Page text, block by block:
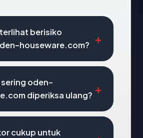
berisiko
houseware.com?
oden-
diperiksa ulang?
cukup untuk